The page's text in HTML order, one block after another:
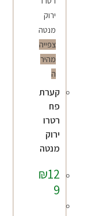
צפייה
מהיר
ה
קערת
פח
רטרו
ירוק
מנטה
₪12
9